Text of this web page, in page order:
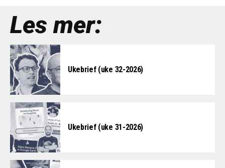
Les mer:
Ukebrief (uke 32-2026)
Ukebrief (uke 31-2026)